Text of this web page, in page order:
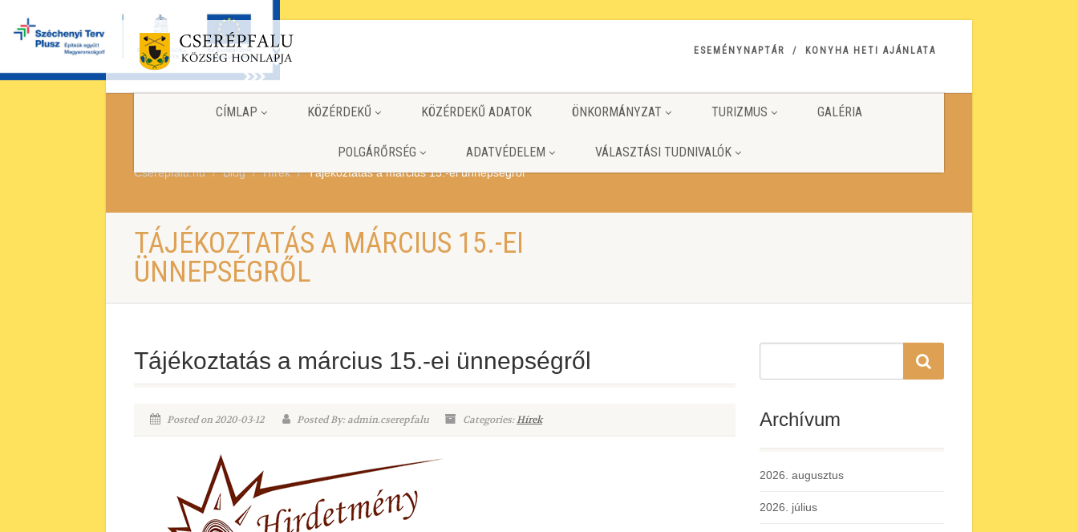
ESEMÉNYNAPTÁR KONYHA HETI AJÁNLATA
CÍMLAP KÖZÉRDEKŰ KÖZÉRDEKŰ ADATOK ÖNKORMÁNYZAT TURIZMUS GALÉRIA
POLGÁRŐRSÉG ADATVÉDELEM VÁLASZTÁSI TUDNIVALÓK
Cserepfalu.hu Blog Hírek Tájékoztatás a március 15.-ei ünnepségről
TÁJÉKOZTATÁS A MÁRCIUS 15.-EI
ÜNNEPSÉGRŐL
Tájékoztatás a március 15.-ei ünnepségről
Posted on 2020-03-12 Posted By: admin.cserepfalu Categories:Hírek Archívum
2026. augusztus
2026. július